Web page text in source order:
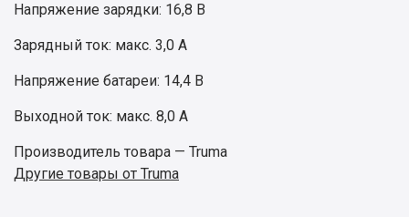
Напряжение зарядки: 16,8 В
Зарядный ток: макс. 3,0 А
Напряжение батареи: 14,4 В
Выходной ток: макс. 8,0 А
Производитель товара — Truma
Другие товары от Truma